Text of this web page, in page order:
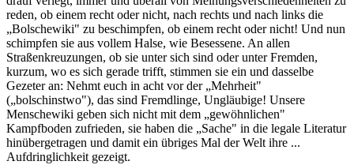
reden, ob einem recht oder nicht, nach rechts und nach links die
„Bolschewiki" zu beschimpfen, ob einem recht oder nicht! Und nun
schimpfen sie aus vollem Halse, wie Besessene. An allen
Straßenkreuzungen, ob sie unter sich sind oder unter Fremden,
kurzum, wo es sich gerade trifft, stimmen sie ein und dasselbe
Gezeter an: Nehmt euch in acht vor der „Mehrheit"
(„bolschinstwo"), das sind Fremdlinge, Ungläubige! Unsere
Menschewiki geben sich nicht mit dem „gewöhnlichen"
Kampfboden zufrieden, sie haben die „Sache" in die legale Literatur
hinübergetragen und damit ein übriges Mal der Welt ihre ...
Aufdringlichkeit gezeigt.